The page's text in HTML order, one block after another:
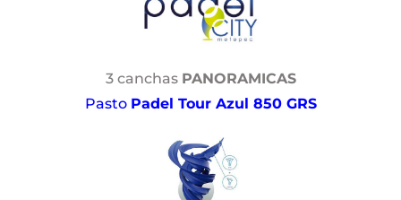
3 canchas PANORAMICAS
Pasto Padel Tour Azul 850 GRS